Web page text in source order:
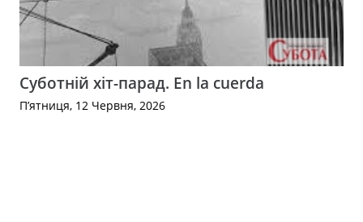
Суботній хіт-парад. En la cuerda
П’ятниця, 12 Червня, 2026